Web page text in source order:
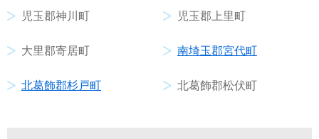
児玉郡神川町 児玉郡上里町
大里郡寄居町 南埼玉郡宮代町
北葛飾郡杉戸町 北葛飾郡松伏町